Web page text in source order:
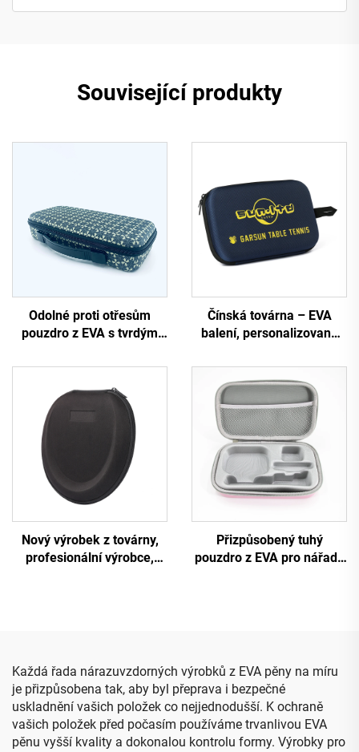
Související produkty
Odolné proti otřesům
pouzdro z EVA s tvrdým
klávesnicí, s uchopovací
rukojetí a vyřezanou
pěnou z EVA
Čínská továrna – EVA
balení, personalizované
tvrdé EVA černé přepravní
pouzdro na stolní tenis s
uzávěrem na zip
Nový výrobek z továrny,
profesionální výrobce,
Přizpůsobený tuhý
pouzdro z EVA pro nářadí,
Každá řada nárazuvzdorných výrobků z EVA pěny na míru
je přizpůsobena tak, aby byl přeprava i bezpečné
uskladnění vašich položek co nejjednodušší. K ochraně
vašich položek před počasím používáme trvanlivou EVA
pěnu vyšší kvality a dokonalou kontrolu formy. Výrobky pro